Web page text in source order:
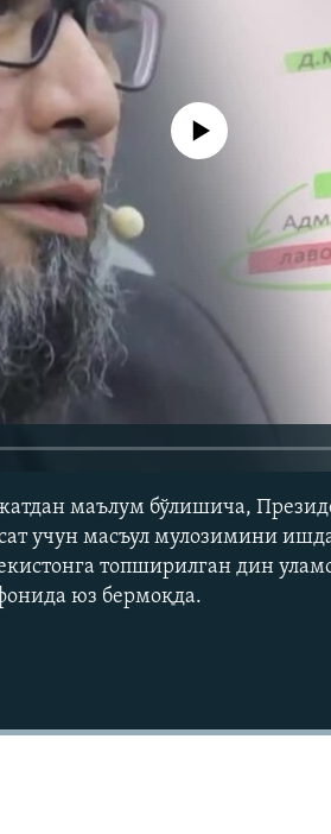
Айни дамда медиа-манба
маълум бўлишича,
учун масъул мулозимини
топширилган дин
юз бермоқда.